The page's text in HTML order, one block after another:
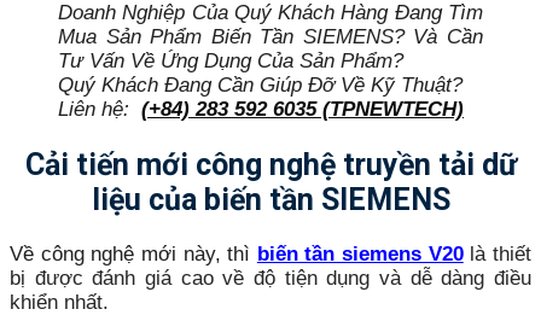
Doanh Nghiệp Của Quý Khách Hàng Đang Tìm
Mua Sản Phẩm Biến Tần SIEMENS? Và Cần
Tư Vấn Về Ứng Dụng Của Sản Phẩm?
Quý Khách Đang Cần Giúp Đỡ Về Kỹ Thuật?
Liên hệ: (+84) 283 592 6035 (TPNEWTECH)
Cải tiến mới công nghệ truyền tải dữ
liệu của biến tần SIEMENS
Về công nghệ mới này, thì biến tần siemens V20 là thiết
bị được đánh giá cao về độ tiện dụng và dễ dàng điều
khiển nhất.